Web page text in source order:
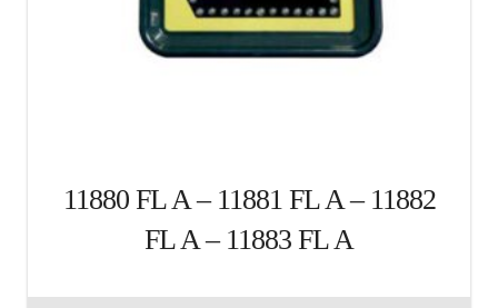
11880 FL A – 11881 FL A – 11882
FL A – 11883 FL A